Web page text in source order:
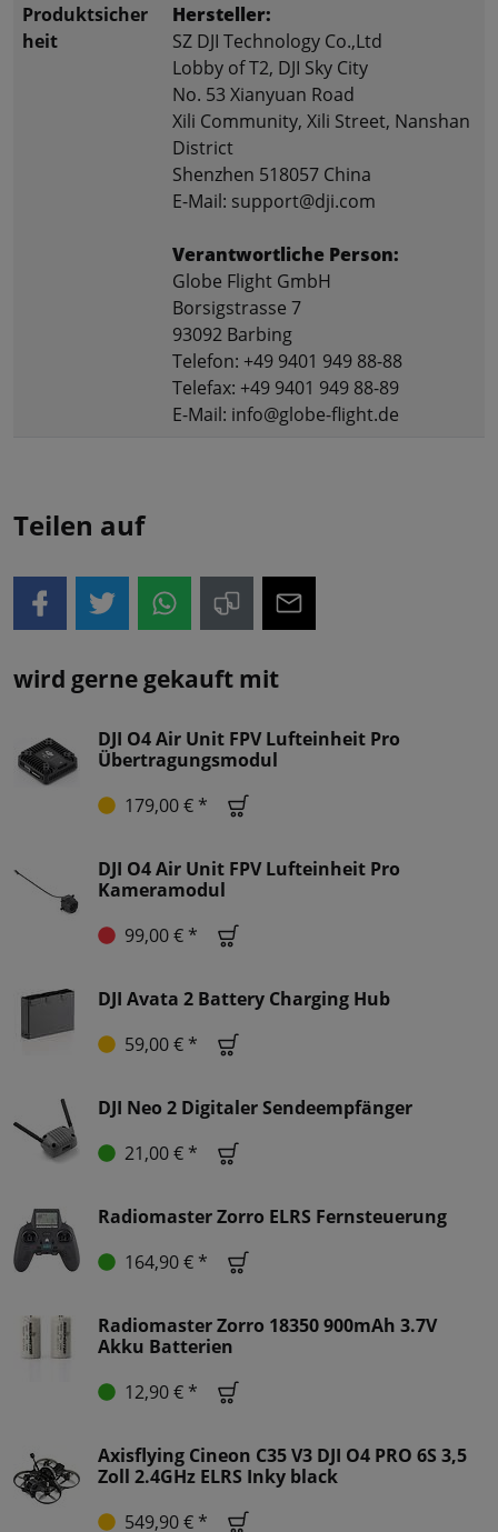
Produktsicher
heit
Hersteller:
SZ DJI Technology Co.,Ltd
Lobby of T2, DJI Sky City
No. 53 Xianyuan Road
Xili Community, Xili Street, Nanshan
District
Shenzhen 518057 China
E-Mail: support@dji.com
Verantwortliche Person:
Globe Flight GmbH
Borsigstrasse 7
93092 Barbing
Telefon: +49 9401 949 88-88
Telefax: +49 9401 949 88-89
E-Mail: info@globe-flight.de
Teilen auf
wird gerne gekauft mit
DJI O4 Air Unit FPV Lufteinheit Pro
Übertragungsmodul
179,00 € *
DJI O4 Air Unit FPV Lufteinheit Pro
Kameramodul
99,00 € *
DJI Avata 2 Battery Charging Hub
59,00 € *
DJI Neo 2 Digitaler Sendeempfänger
21,00 € *
Radiomaster Zorro ELRS Fernsteuerung
164,90 € *
Radiomaster Zorro 18350 900mAh 3.7V
Akku Batterien
12,90 € *
Axisflying Cineon C35 V3 DJI O4 PRO 6S 3,5
Zoll 2.4GHz ELRS Inky black
549,90 € *